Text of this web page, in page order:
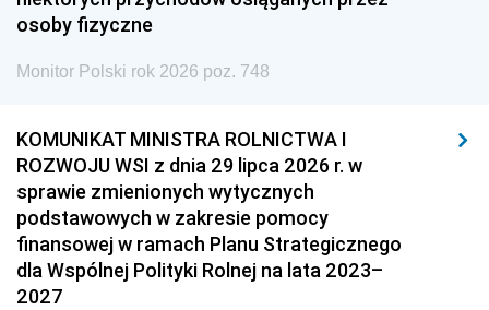
osoby fizyczne
Monitor Polski rok 2026 poz. 748
KOMUNIKAT MINISTRA ROLNICTWA I
ROZWOJU WSI z dnia 29 lipca 2026 r. w
sprawie zmienionych wytycznych
podstawowych w zakresie pomocy
finansowej w ramach Planu Strategicznego
dla Wspólnej Polityki Rolnej na lata 2023–
2027